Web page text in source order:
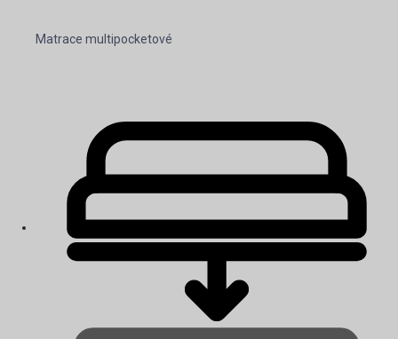
Matrace multipocketové